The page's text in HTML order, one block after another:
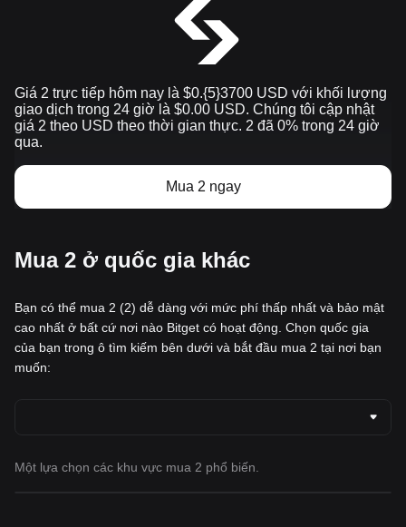
Giá 2 trực tiếp hôm nay là $0.{​5}3700 USD với khối lượng
giao dịch trong 24 giờ là $0.00 USD. Chúng tôi cập nhật
giá 2 theo USD theo thời gian thực. 2 đã 0% trong 24 giờ
qua.
Mua 2 ngay
Mua 2 ở quốc gia khác
Bạn có thể mua 2 (2) dễ dàng với mức phí thấp nhất và bảo mật
cao nhất ở bất cứ nơi nào Bitget có hoạt động. Chọn quốc gia
của bạn trong ô tìm kiếm bên dưới và bắt đầu mua 2 tại nơi bạn
muốn:
Một lựa chọn các khu vực mua 2 phổ biến.